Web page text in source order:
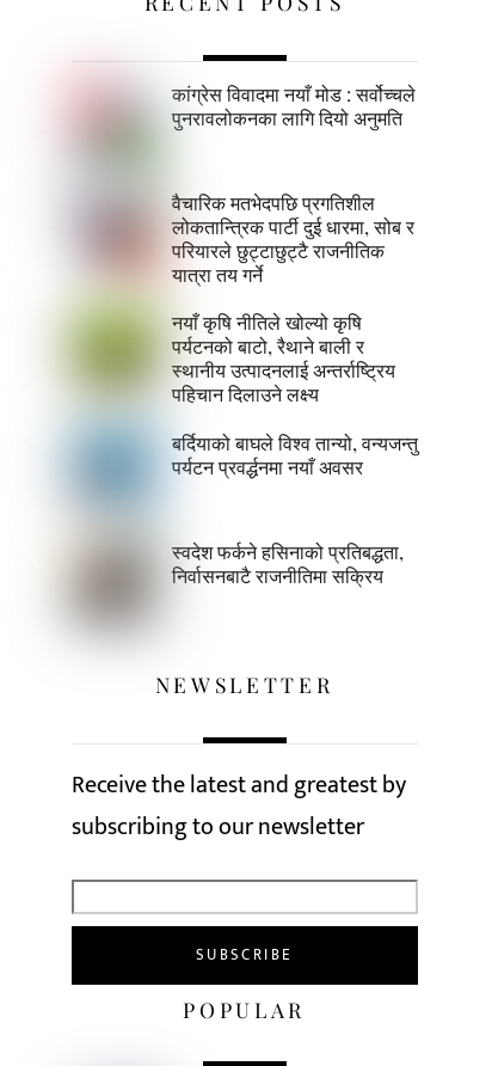
कांग्रेस विवादमा नयाँ मोड : सर्वोच्चले
पुनरावलोकनका लागि दियो अनुमति
वैचारिक मतभेदपछि प्रगतिशील
लोकतान्त्रिक पार्टी दुई धारमा, सोब र
परियारले छुट्टाछुट्टै राजनीतिक
यात्रा तय गर्ने
नयाँ कृषि नीतिले खोल्यो कृषि
पर्यटनको बाटो, रैथाने बाली र
स्थानीय उत्पादनलाई अन्तर्राष्ट्रिय
पहिचान दिलाउने लक्ष्य
बर्दियाको बाघले विश्व तान्यो, वन्यजन्तु
पर्यटन प्रवर्द्धनमा नयाँ अवसर
स्वदेश फर्कने हसिनाको प्रतिबद्धता,
निर्वासनबाटै राजनीतिमा सक्रिय
NEWSLETTER
Receive the latest and greatest by
subscribing to our newsletter
POPULAR